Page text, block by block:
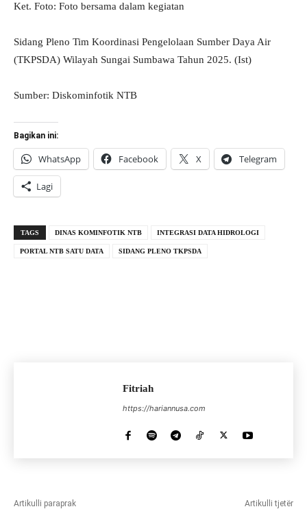
Ket. Foto: Foto bersama dalam kegiatan
Sidang Pleno Tim Koordinasi Pengelolaan Sumber Daya Air
(TKPSDA) Wilayah Sungai Sumbawa Tahun 2025. (Ist)
Sumber: Diskominfotik NTB
Bagikan ini:
WhatsApp Facebook X Telegram
Lagi
TAGS DINAS KOMINFOTIK NTB INTEGRASI DATA HIDROLOGI
PORTAL NTB SATU DATA SIDANG PLENO TKPSDA
Fitriah
https://hariannusa.com
Artikulli paraprak Artikulli tjetër